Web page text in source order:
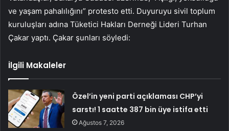
ve yaşam pahalılığını” protesto etti. Duyuruyu sivil toplum
kuruluşları adına Tüketici Hakları Derneği Lideri Turhan
Çakar yaptı. Çakar şunları söyledi:
İlgili Makaleler
Özel’in yeni parti açıklaması CHP’yi
sarstı! 1 saatte 387 bin üye istifa etti
Ağustos 7, 2026